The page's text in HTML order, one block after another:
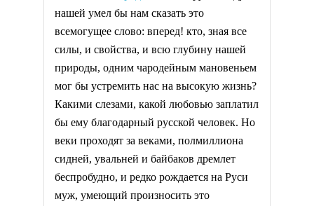
нашей умел бы нам сказать это
всемогущее слово: вперед! кто, зная все
силы, и свойства, и всю глубину нашей
природы, одним чародейным мановеньем
мог бы устремить нас на высокую жизнь?
Какими слезами, какой любовью заплатил
бы ему благодарный русской человек. Но
веки проходят за веками, полмиллиона
сидней, увальней и байбаков дремлет
беспробудно, и редко рождается на Руси
муж, умеющий произносить это